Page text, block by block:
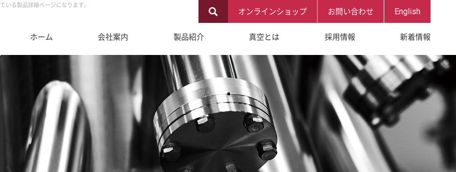
る製品詳細ページになります。
オンラインショップ お問い合わせ English
ホーム 会社案内 製品紹介 真空とは 採用情報 新着情報
企業情報 企業理念
取扱メーカー 納入先
アクセス
RDECを知る RDECで働く
募集要項